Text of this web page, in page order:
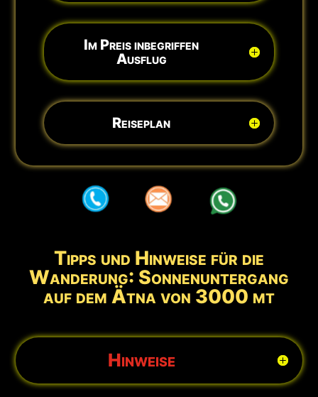
Im Preis inbegriffen
Ausflug
Reiseplan
aaa aaa aaa
Tipps und Hinweise für die
Wanderung: Sonnenuntergang
auf dem Ätna von 3000 mt
Hinweise